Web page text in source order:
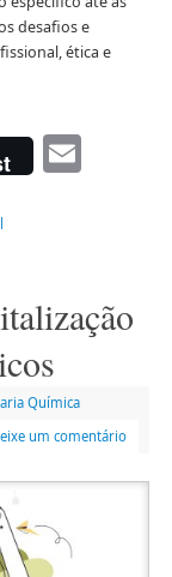
desafios e
ética e
Química
um comentário